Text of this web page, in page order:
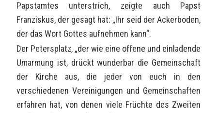
Papstamtes unterstrich, zeigte auch Papst
Franziskus, der gesagt hat: „Ihr seid der Ackerboden,
der das Wort Gottes aufnehmen kann“.
Der Petersplatz, „der wie eine offene und einladende
Umarmung ist, drückt wunderbar die Gemeinschaft
der Kirche aus, die jeder von euch in den
verschiedenen Vereinigungen und Gemeinschaften
erfahren hat, von denen viele Früchte des Zweiten